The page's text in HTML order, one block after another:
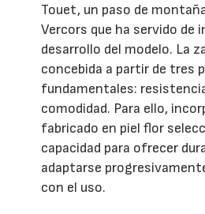
Touet, un paso de
Vercors que ha servido de
desarrollo del modelo. La
concebida a partir de tres
fundamentales:
comodidad. Para ello,
fabricado en piel flor
capacidad para ofrecer
adaptarse
con el uso.